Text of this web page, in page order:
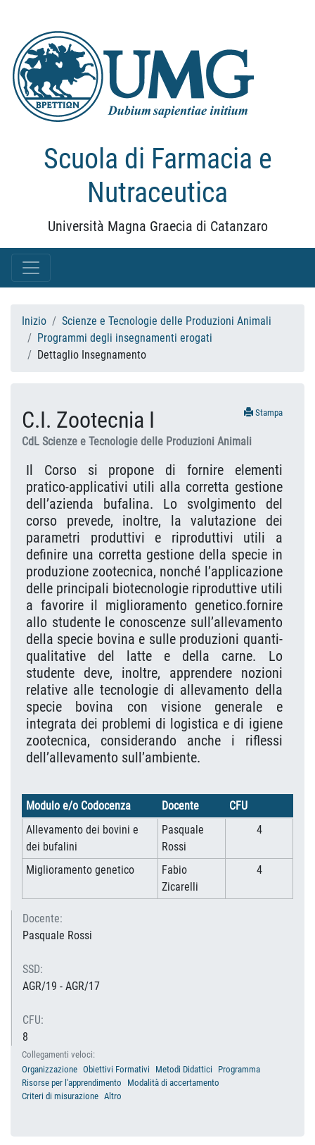
Scuola di Farmacia e
Nutraceutica
Università Magna Graecia di Catanzaro
Inizio
Scienze e Tecnologie delle Produzioni Animali
Programmi degli insegnamenti erogati
Dettaglio Insegnamento
Stampa
C.I. Zootecnia I
CdL Scienze e Tecnologie delle Produzioni Animali
Il Corso si propone di fornire elementi
pratico-applicativi utili alla corretta gestione
dell’azienda bufalina. Lo svolgimento del
corso prevede, inoltre, la valutazione dei
parametri produttivi e riproduttivi utili a
definire una corretta gestione della specie in
produzione zootecnica, nonché l’applicazione
delle principali biotecnologie riproduttive utili
a favorire il miglioramento genetico.fornire
allo studente le conoscenze sull’allevamento
della specie bovina e sulle produzioni quanti-
qualitative del latte e della carne. Lo
studente deve, inoltre, apprendere nozioni
relative alle tecnologie di allevamento della
specie bovina con visione generale e
integrata dei problemi di logistica e di igiene
zootecnica, considerando anche i riflessi
dell’allevamento sull’ambiente.
Modulo e/o Codocenza Docente
CFU
Allevamento dei bovini e
dei bufalini
Pasquale
Rossi
4
Miglioramento genetico
Fabio
Zicarelli
4
Docente:
Pasquale Rossi
SSD:
AGR/19 - AGR/17
CFU:
8
Collegamenti veloci:
Organizzazione Obiettivi Formativi Metodi Didattici
Programma
Risorse per l'apprendimento
Modalità di accertamento
Criteri di misurazione Altro